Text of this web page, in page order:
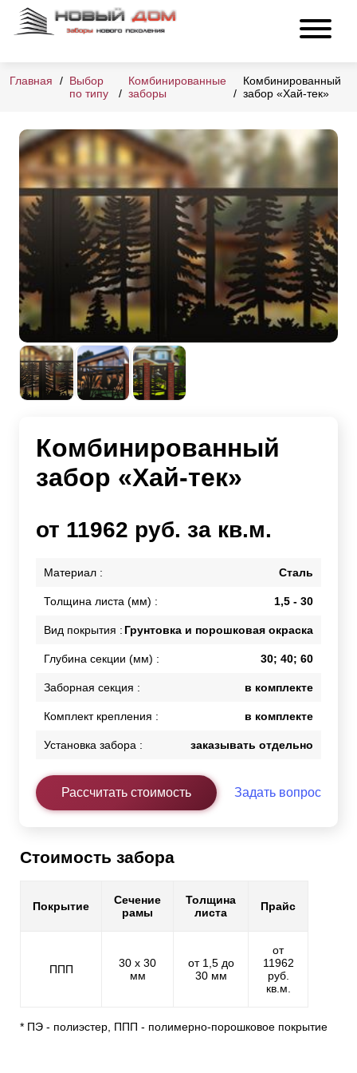
Главная
Выбор
по типу
Комбинированные
заборы
Комбинированный
забор «Хай-тек»
Комбинированный
забор «Хай-тек»
от 11962 руб. за кв.м.
Материал : Сталь
Толщина листа (мм) : 1,5 - 30
Вид покрытия : Грунтовка и порошковая окраска
Глубина секции (мм) : 30; 40; 60
Заборная секция : в комплекте
Комплект крепления : в комплекте
Установка забора : заказывать отдельно
Рассчитать стоимость Задать вопрос
Стоимость забора
Покрытие
Сечение
рамы
Толщина
листа
Прайс
ППП
30 х 30
мм
от 1,5 до
30 мм
от
11962
руб.
кв.м.
* ПЭ - полиэстер, ППП - полимерно-порошковое покрытие